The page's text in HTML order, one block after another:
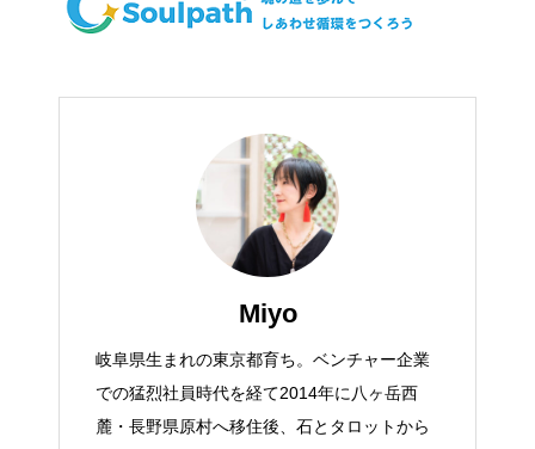
Miyo
岐阜県生まれの東京都育ち。ベンチャー企業
での猛烈社員時代を経て2014年に八ヶ岳西
麓・長野県原村へ移住後、石とタロットから